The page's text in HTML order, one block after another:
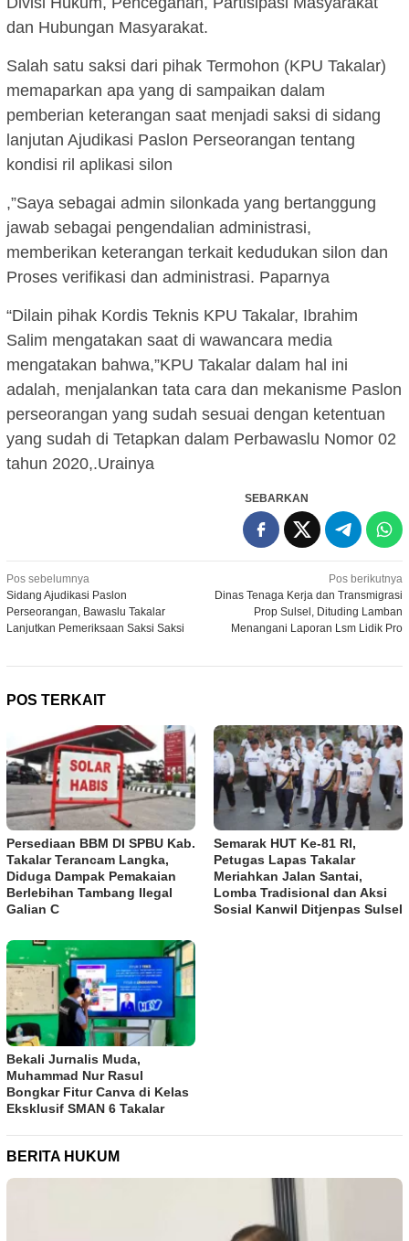
dan Hubungan Masyarakat.
Salah satu saksi dari pihak Termohon (KPU Takalar)
memaparkan apa yang di sampaikan dalam
pemberian keterangan saat menjadi saksi di sidang
lanjutan Ajudikasi Paslon Perseorangan tentang
kondisi ril aplikasi silon
,”Saya sebagai admin silonkada yang bertanggung
jawab sebagai pengendalian administrasi,
memberikan keterangan terkait kedudukan silon dan
Proses verifikasi dan administrasi. Paparnya
“Dilain pihak Kordis Teknis KPU Takalar, Ibrahim
Salim mengatakan saat di wawancara media
mengatakan bahwa,”KPU Takalar dalam hal ini
adalah, menjalankan tata cara dan mekanisme Paslon
perseorangan yang sudah sesuai dengan ketentuan
yang sudah di Tetapkan dalam Perbawaslu Nomor 02
tahun 2020,.Urainya
SEBARKAN
Navigasi
pos
Pos sebelumnya
Sidang Ajudikasi Paslon
Perseorangan, Bawaslu Takalar
Lanjutkan Pemeriksaan Saksi Saksi
Pos berikutnya
Dinas Tenaga Kerja dan Transmigrasi
Prop Sulsel, Dituding Lamban
Menangani Laporan Lsm Lidik Pro
POS TERKAIT
Persediaan BBM DI SPBU Kab.
Takalar Terancam Langka,
Diduga Dampak Pemakaian
Berlebihan Tambang Ilegal
Galian C
Semarak HUT Ke-81 RI,
Petugas Lapas Takalar
Meriahkan Jalan Santai,
Lomba Tradisional dan Aksi
Sosial Kanwil Ditjenpas Sulsel
Bekali Jurnalis Muda,
Muhammad Nur Rasul
Bongkar Fitur Canva di Kelas
Eksklusif SMAN 6 Takalar
BERITA HUKUM